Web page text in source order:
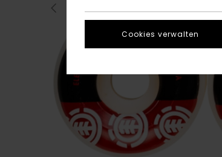
Cookies verwalten